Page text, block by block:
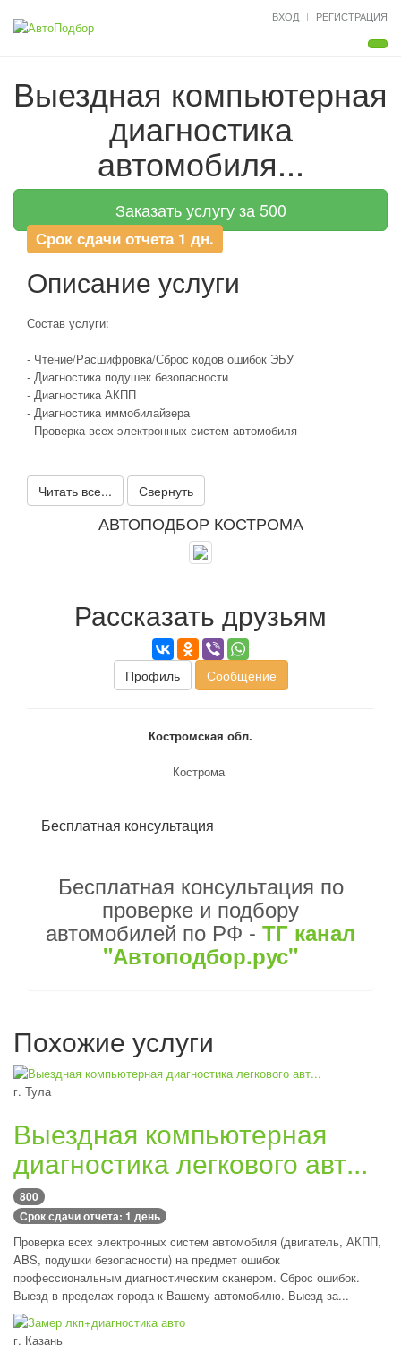
ВХОД РЕГИСТРАЦИЯ
Выездная компьютерная
диагностика
автомобиля...
Заказать услугу за 500
Срок сдачи отчета 1 дн.
Описание услуги
Состав услуги:
- Чтение/Расшифровка/Сброс кодов ошибок ЭБУ
- Диагностика подушек безопасности
- Диагностика АКПП
- Диагностика иммобилайзера
- Проверка всех электронных систем автомобиля
Читать все... Свернуть
АВТОПОДБОР КОСТРОМА
Рассказать друзьям
Профиль Сообщение
Костромская обл.
Кострома
Бесплатная консультация
Бесплатная консультация по
проверке и подбору
автомобилей по РФ - ТГ канал
"Автоподбор.рус"
Похожие услуги
г. Тула
Выездная компьютерная
диагностика легкового авт...
800
Срок сдачи отчета: 1 день
Проверка всех электронных систем автомобиля (двигатель, АКПП,
ABS, подушки безопасности) на предмет ошибок
профессиональным диагностическим сканером. Сброс ошибок.
Выезд в пределах города к Вашему автомобилю. Выезд за...
г. Казань